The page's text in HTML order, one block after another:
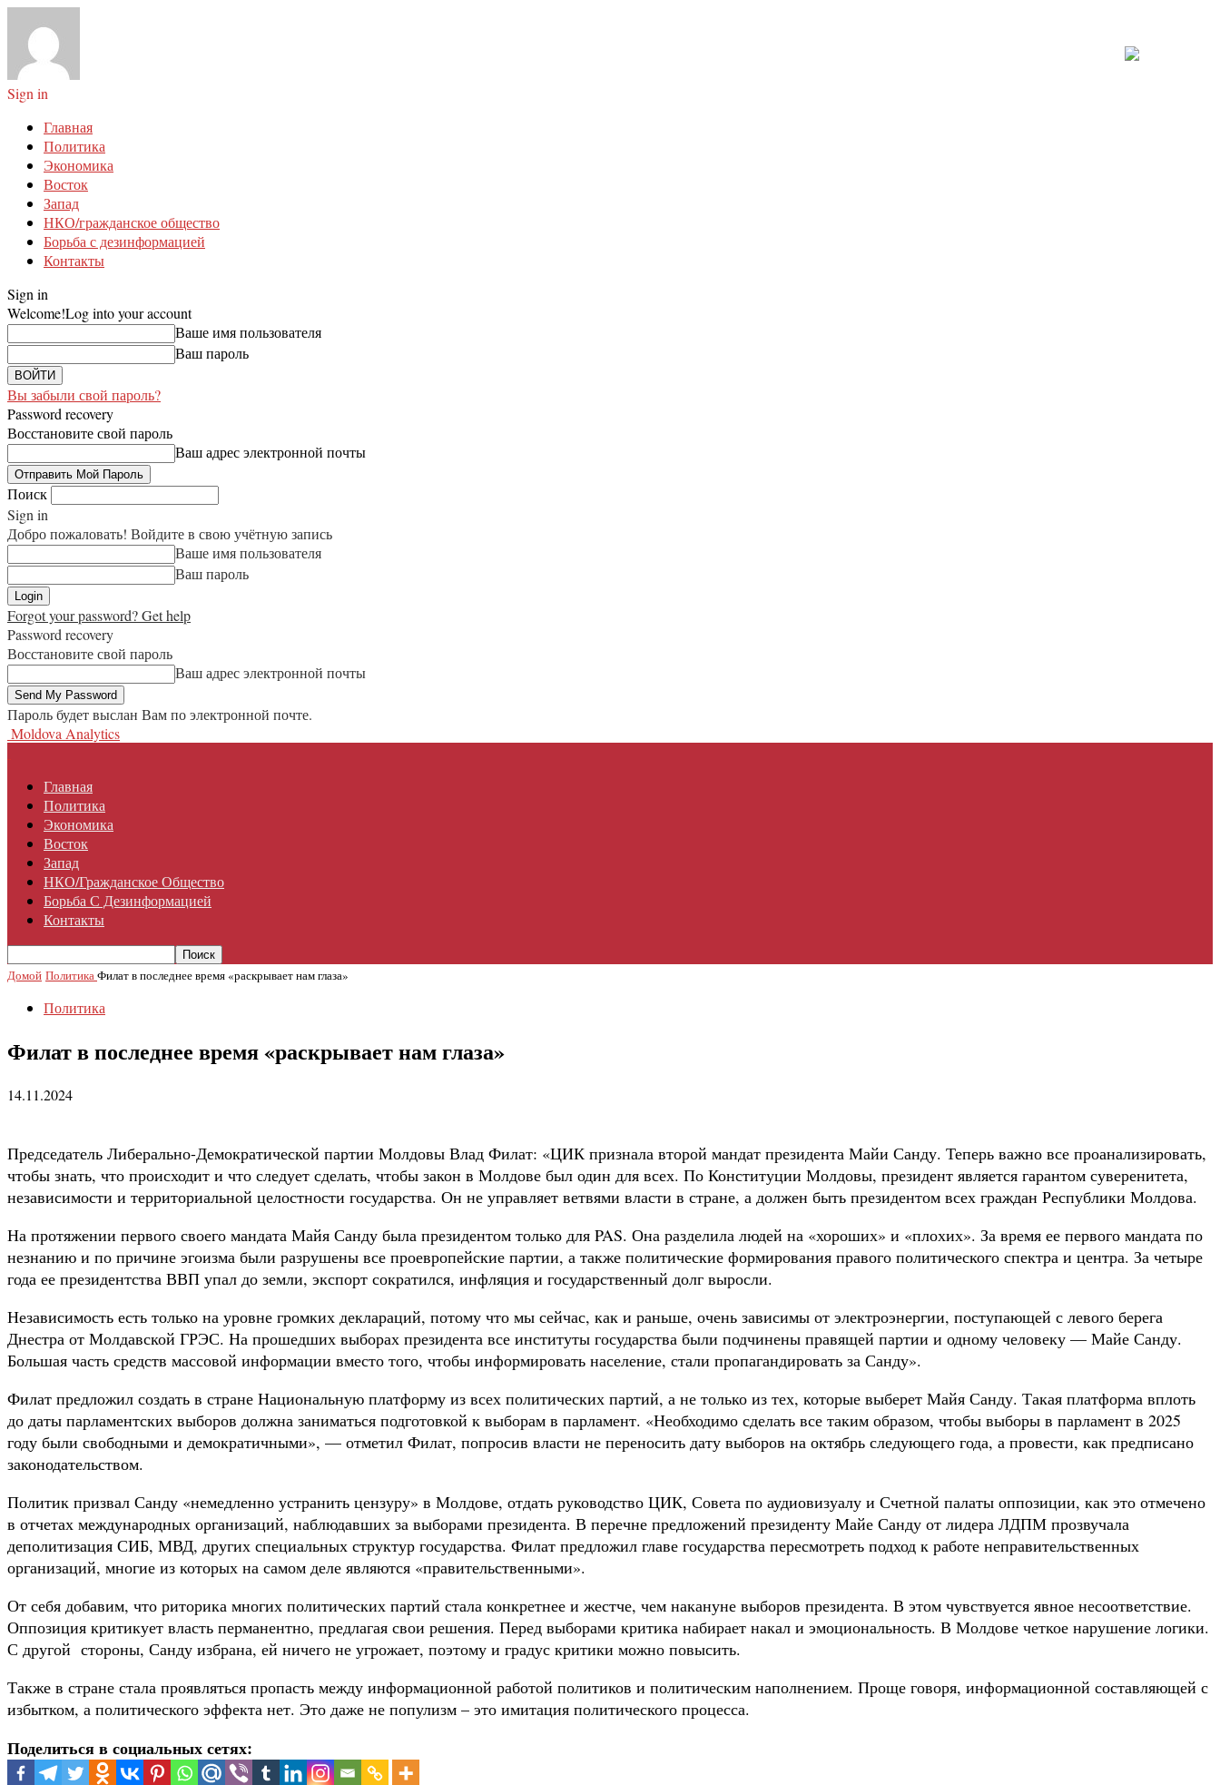
Sign in
Главная
Политика
Экономика
Восток
Запад
НКО/гражданское общество
Борьба с дезинформацией
Контакты
Sign in
Welcome!Log into your account
Ваше имя пользователя
Ваш пароль
Вы забыли свой пароль?
Password recovery
Восстановите свой пароль
Ваш адрес электронной почты
Поиск
Sign in
Добро пожаловать! Войдите в свою учётную запись
Ваше имя пользователя
Ваш пароль
Forgot your password? Get help
Password recovery
Восстановите свой пароль
Ваш адрес электронной почты
Пароль будет выслан Вам по электронной почте.
Moldova Analytics
Главная
Политика
Экономика
Восток
Запад
НКО/гражданское Общество
Борьба С Дезинформацией
Контакты
Домой ПолитикаФилат в последнее время «раскрывает нам глаза»
Политика
Филат в последнее время «раскрывает нам глаза»
14.11.2024
Председатель Либерально-Демократической партии Молдовы Влад Филат: «ЦИК признала второй мандат президента Майи Санду. Теперь важно все проанализировать,
чтобы знать, что происходит и что следует сделать, чтобы закон в Молдове был один для всех. По Конституции Молдовы, президент является гарантом суверенитета,
независимости и территориальной целостности государства. Он не управляет ветвями власти в стране, а должен быть президентом всех граждан Республики Молдова.
На протяжении первого своего мандата Майя Санду была президентом только для PAS. Она разделила людей на «хороших» и «плохих». За время ее первого мандата по
незнанию и по причине эгоизма были разрушены все проевропейские партии, а также политические формирования правого политического спектра и центра. За четыре
года ее президентства ВВП упал до земли, экспорт сократился, инфляция и государственный долг выросли.
Независимость есть только на уровне громких деклараций, потому что мы сейчас, как и раньше, очень зависимы от электроэнергии, поступающей с левого берега
Днестра от Молдавской ГРЭС. На прошедших выборах президента все институты государства были подчинены правящей партии и одному человеку — Майе Санду.
Большая часть средств массовой информации вместо того, чтобы информировать население, стали пропагандировать за Санду».
Филат предложил создать в стране Национальную платформу из всех политических партий, а не только из тех, которые выберет Майя Санду. Такая платформа вплоть
до даты парламентских выборов должна заниматься подготовкой к выборам в парламент. «Необходимо сделать все таким образом, чтобы выборы в парламент в 2025
году были свободными и демократичными», — отметил Филат, попросив власти не переносить дату выборов на октябрь следующего года, а провести, как предписано
законодательством.
Политик призвал Санду «немедленно устранить цензуру» в Молдове, отдать руководство ЦИК, Совета по аудиовизуалу и Счетной палаты оппозиции, как это отмечено
в отчетах международных организаций, наблюдавших за выборами президента. В перечне предложений президенту Майе Санду от лидера ЛДПМ прозвучала
деполитизация СИБ, МВД, других специальных структур государства. Филат предложил главе государства пересмотреть подход к работе неправительственных
организаций, многие из которых на самом деле являются «правительственными».
От себя добавим, что риторика многих политических партий стала конкретнее и жестче, чем накануне выборов президента. В этом чувствуется явное несоответствие.
Оппозиция критикует власть перманентно, предлагая свои решения. Перед выборами критика набирает накал и эмоциональность. В Молдове четкое нарушение логики.
С другой стороны, Санду избрана, ей ничего не угрожает, поэтому и градус критики можно повысить.
Также в стране стала проявляться пропасть между информационной работой политиков и политическим наполнением. Проще говоря, информационной составляющей с
избытком, а политического эффекта нет. Это даже не популизм – это имитация политического процесса.
Поделиться в социальных сетях: